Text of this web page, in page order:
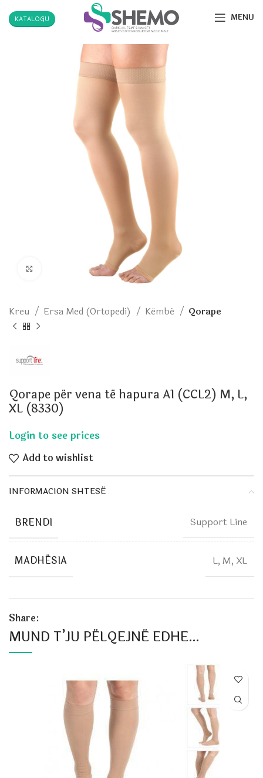
KATALOGU MENU
Click to enlarge
Kreu Ersa Med (Ortopedi) Këmbë Qorape
Qorape për vena të hapura A1 (CCL2) M, L,
XL (8330)
Add to wishlist
INFORMACION SHTESË
BRENDI Support Line
MADHËSIA L, M, XL
Share:
MUND T’JU PËLQEJNË EDHE…